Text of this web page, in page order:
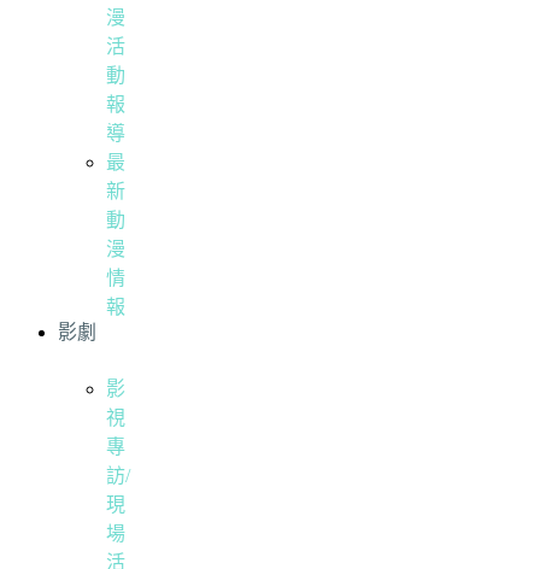
漫
活
動
報
導
最
新
動
漫
情
報
影劇
影
視
專
訪/
現
場
活